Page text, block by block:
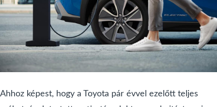
Ahhoz képest, hogy a Toyota pár évvel ezelőtt teljes